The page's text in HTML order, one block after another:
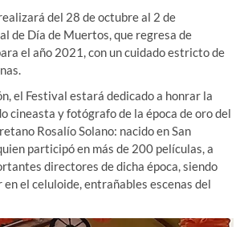
del 28 de octubre al 2 de
de Día de Muertos, que regresa de
el año 2021, con un cuidado estricto de
el Festival estará dedicado a honrar la
cineasta y fotógrafo de la época de oro del
Rosalío Solano: nacido en San
participó en más de 200 películas, a
directores de dicha época, siendo
el celuloide, entrañables escenas del